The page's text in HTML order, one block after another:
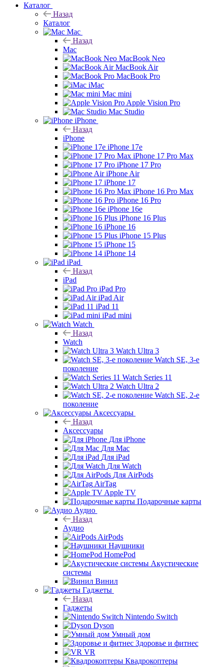
Каталог
Назад
Каталог
Mac
Назад
Mac
MacBook Neo
MacBook Air
MacBook Pro
iMac
Mac mini
Apple Vision Pro
Mac Studio
iPhone
Назад
iPhone
iPhone 17e
iPhone 17 Pro Max
iPhone 17 Pro
iPhone Air
iPhone 17
iPhone 16 Pro Max
iPhone 16 Pro
iPhone 16e
iPhone 16 Plus
iPhone 16
iPhone 15 Plus
iPhone 15
iPhone 14
iPad
Назад
iPad
iPad Pro
iPad Air
iPad 11
iPad mini
Watch
Назад
Watch
Watch Ultra 3
Watch SE, 3-е
поколение
Watch Series 11
Watch Ultra 2
Watch SE, 2-е
поколение
Аксессуары
Назад
Аксессуары
Для iPhone
Для Mac
Для iPad
Для Watch
Для AirPods
AirTag
Apple TV
Подарочные карты
Аудио
Назад
Аудио
AirPods
Наушники
HomePod
Акустические
системы
Винил
Гаджеты
Назад
Гаджеты
Nintendo Switch
Dyson
Умный дом
Здоровье и фитнес
VR
Квадрокоптеры